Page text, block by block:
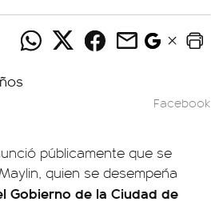
Facebook
públicamente que se
quien se desempeña
Gobierno de la Ciudad de